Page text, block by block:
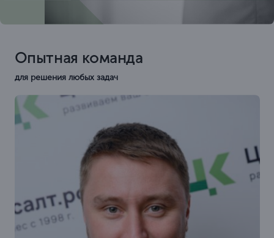
Опытная команда
для решения любых задач